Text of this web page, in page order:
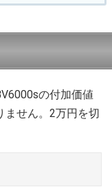
の付加価値
ません。2万円を切